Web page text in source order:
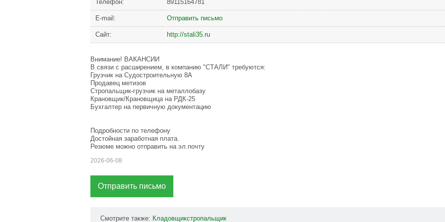
Телефон: 89115164781
Е-mail: Отправить письмо
Сайт: http://stali35.ru
Внимание! ВАКАНСИИ
В связи с расширением, в компанию "СТАЛИ" требуются:
Грузчик на Судостроительную 8А
Продавец метизов
Стропальщик-грузчик на металлобазу
Крановщик/Крановщица на РДК-25
Бухгалтер на первичную документацию
Подробности по телефону
Достойная заработная плата.
Резюме можно отправить на эл.почту
2026-06-08
Отправить письмо
Смотрите также: Кладовщикстропальщик